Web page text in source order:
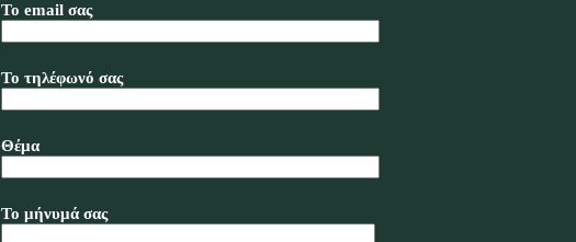
Το email σας
Το τηλέφωνό σας
Θέμα
Το μήνυμά σας